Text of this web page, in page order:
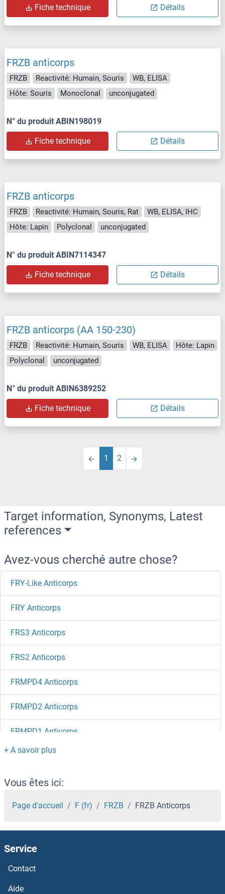
Fiche technique Détails
FRZB anticorps
FRZB Reactivité: Humain, Souris
WB, ELISA
Hôte: Souris
Monoclonal unconjugated
N° du produit ABIN198019
Fiche technique Détails
FRZB anticorps
FRZB Reactivité: Humain, Souris, Rat
WB, ELISA, IHC
Hôte: Lapin
Polyclonal unconjugated
N° du produit ABIN7114347
Fiche technique Détails
FRZB anticorps (AA 150-230)
FRZB Reactivité: Humain, Souris WB, ELISA
Hôte: Lapin
Polyclonal
unconjugated
N° du produit ABIN6389252
Fiche technique Détails
1 2
Target information, Synonyms, Latest
references
Avez-vous cherché autre chose?
FRY-Like Anticorps
FRY Anticorps
FRS3 Anticorps
FRS2 Anticorps
FRMPD4 Anticorps
FRMPD2 Anticorps
FRMPD1 Anticorps
FRMD8 Anticorps
FRMD7 Anticorps
FRMD6 Anticorps
FRMD4B Anticorps
FRMD3 Anticorps
Vous êtes ici:
Page d'accueil F (fr) FRZB FRZB Anticorps
Service
Contact
Aide